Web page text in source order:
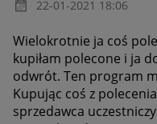
‎22-01-2021 18:06
Wielokrotnie ja coś
kupiłam polecone i ja
odwrót. Ten program
Kupując coś z
sprzedawca